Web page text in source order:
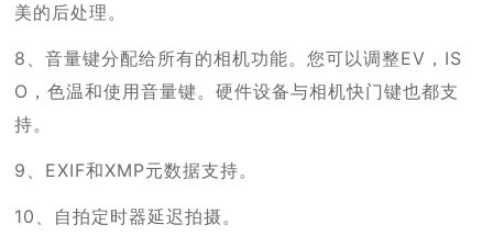
美的后处理。
8、音量键分配给所有的相机功能。您可以调整EV，IS
O，色温和使用音量键。硬件设备与相机快门键也都支
持。
9、EXIF和XMP元数据支持。
10、自拍定时器延迟拍摄。